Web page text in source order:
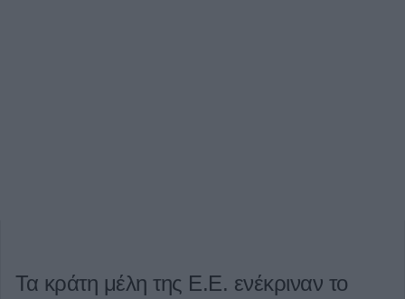
Τα κράτη μέλη της Ε.Ε. ενέκριναν το